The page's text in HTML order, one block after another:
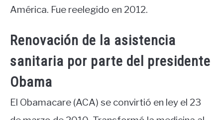
América. Fue reelegido en 2012.
Renovación de la asistencia
sanitaria por parte del presidente
Obama
El Obamacare (ACA) se convirtió en ley el 23